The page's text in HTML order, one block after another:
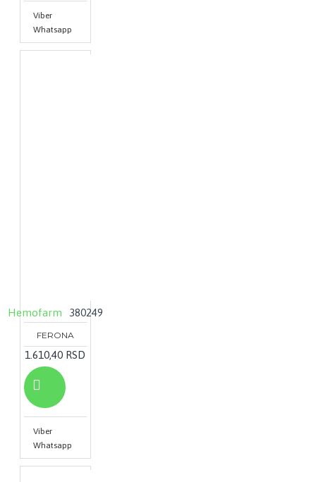
Viber
Whatsapp
Hemofarm 380249
FERONA
1.610,40 RSD
Viber
Whatsapp